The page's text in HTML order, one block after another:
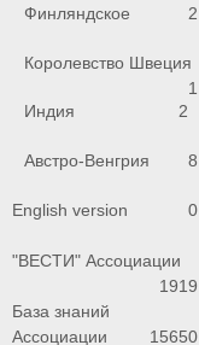
Финляндское
2
Королевство Швеция
1
Индия
2
Австро-Венгрия 8
English version 0
"ВЕСТИ" Ассоциации
1919
База знаний
Ассоциации
15650